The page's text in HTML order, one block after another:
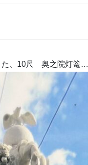
た、10尺 奥之院灯篭…